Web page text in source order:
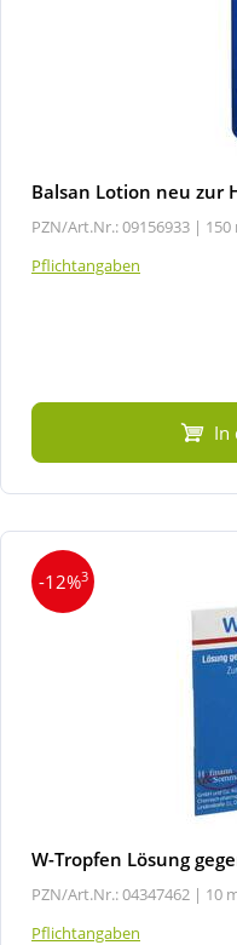
Balsan Lotion neu
PZN/Art.Nr.: 09156933 | 150
Pflichtangaben
In
-12%3
W-Tropfen Lösung
PZN/Art.Nr.: 04347462 | 10
Pflichtangaben